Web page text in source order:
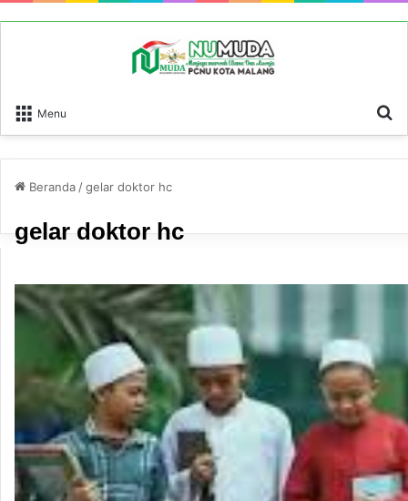
Menu
Beranda /gelar doktor hc
gelar doktor hc